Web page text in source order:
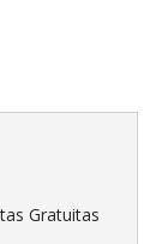
Gratuitas